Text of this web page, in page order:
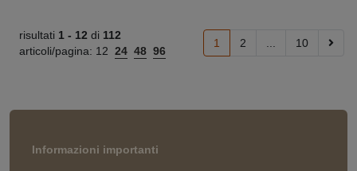
risultati 1 - 12 di 112
articoli/pagina: 12 24 48 96
1 2 10
Informazioni importanti